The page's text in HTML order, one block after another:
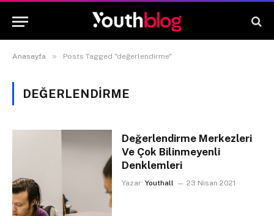
Anasayfa » Posts Tagged "değerlendirme"
DEĞERLENDIRME
Değerlendirme Merkezleri
Ve Çok Bilinmeyenli
Denklemleri
Yazar: Youthall 23 Nisan 2021